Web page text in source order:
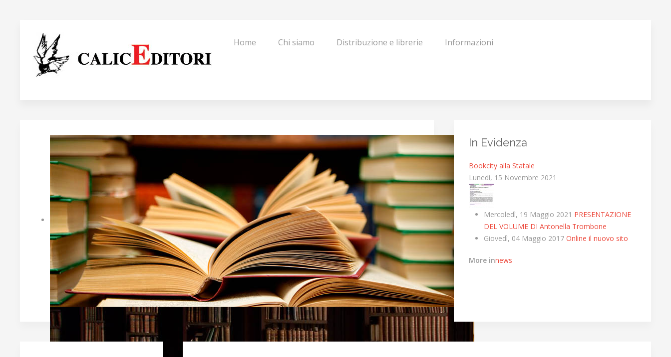
Home Chi siamo Distribuzione e librerie Informazioni
In Evidenza
Bookcity alla Statale
Lunedì, 15 Novembre 2021
Mercoledì, 19 Maggio 2021 PRESENTAZIONE
DEL VOLUME DI Antonella Trombone
Giovedì, 04 Maggio 2017Online il nuovo sito
More innews